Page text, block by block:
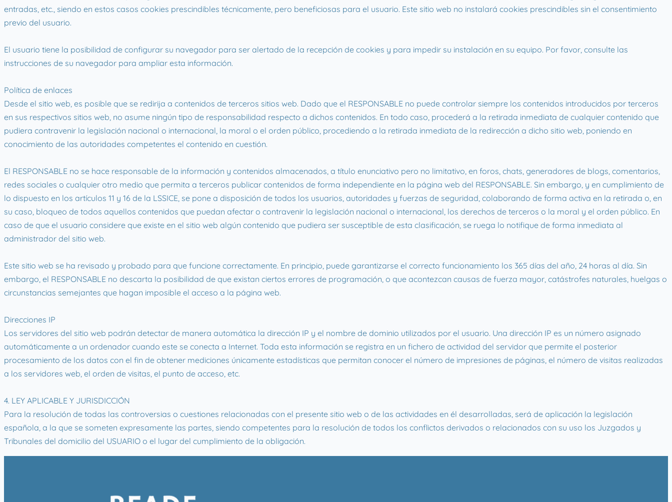
entradas, etc., siendo en estos casos cookies prescindibles técnicamente, pero beneficiosas para el usuario. Este sitio web no instalará cookies prescindibles sin el consentimiento
previo del usuario.
El usuario tiene la posibilidad de configurar su navegador para ser alertado de la recepción de cookies y para impedir su instalación en su equipo. Por favor, consulte las
instrucciones de su navegador para ampliar esta información.
Política de enlaces
Desde el sitio web, es posible que se redirija a contenidos de terceros sitios web. Dado que el RESPONSABLE no puede controlar siempre los contenidos introducidos por terceros
en sus respectivos sitios web, no asume ningún tipo de responsabilidad respecto a dichos contenidos. En todo caso, procederá a la retirada inmediata de cualquier contenido que
pudiera contravenir la legislación nacional o internacional, la moral o el orden público, procediendo a la retirada inmediata de la redirección a dicho sitio web, poniendo en
conocimiento de las autoridades competentes el contenido en cuestión.
El RESPONSABLE no se hace responsable de la información y contenidos almacenados, a título enunciativo pero no limitativo, en foros, chats, generadores de blogs, comentarios,
redes sociales o cualquier otro medio que permita a terceros publicar contenidos de forma independiente en la página web del RESPONSABLE. Sin embargo, y en cumplimiento de
lo dispuesto en los artículos 11 y 16 de la LSSICE, se pone a disposición de todos los usuarios, autoridades y fuerzas de seguridad, colaborando de forma activa en la retirada o, en
su caso, bloqueo de todos aquellos contenidos que puedan afectar o contravenir la legislación nacional o internacional, los derechos de terceros o la moral y el orden público. En
caso de que el usuario considere que existe en el sitio web algún contenido que pudiera ser susceptible de esta clasificación, se ruega lo notifique de forma inmediata al
administrador del sitio web.
Este sitio web se ha revisado y probado para que funcione correctamente. En principio, puede garantizarse el correcto funcionamiento los 365 días del año, 24 horas al día. Sin
embargo, el RESPONSABLE no descarta la posibilidad de que existan ciertos errores de programación, o que acontezcan causas de fuerza mayor, catástrofes naturales, huelgas o
circunstancias semejantes que hagan imposible el acceso a la página web.
Direcciones IP
Los servidores del sitio web podrán detectar de manera automática la dirección IP y el nombre de dominio utilizados por el usuario. Una dirección IP es un número asignado
automáticamente a un ordenador cuando este se conecta a Internet. Toda esta información se registra en un fichero de actividad del servidor que permite el posterior
procesamiento de los datos con el fin de obtener mediciones únicamente estadísticas que permitan conocer el número de impresiones de páginas, el número de visitas realizadas
a los servidores web, el orden de visitas, el punto de acceso, etc.
4. LEY APLICABLE Y JURISDICCIÓN
Para la resolución de todas las controversias o cuestiones relacionadas con el presente sitio web o de las actividades en él desarrolladas, será de aplicación la legislación
española, a la que se someten expresamente las partes, siendo competentes para la resolución de todos los conflictos derivados o relacionados con su uso los Juzgados y
Tribunales del domicilio del USUARIO o el lugar del cumplimiento de la obligación.